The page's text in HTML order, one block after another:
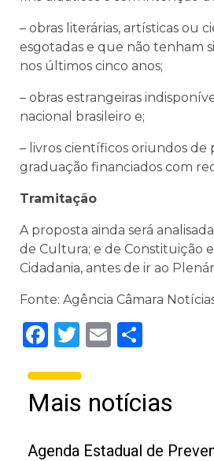
– obras literárias, artísticas ou
esgotadas e que não tenham
nos últimos cinco anos;
– obras estrangeiras
nacional brasileiro e;
– livros científicos oriundos de
graduação financiados com
Tramitação
A proposta ainda será
de Cultura; e de Constituição
Cidadania, antes de ir ao
Fonte: Agência Câmara
Facebook
Twitter
Email
Mais notícias
Agenda Estadual de